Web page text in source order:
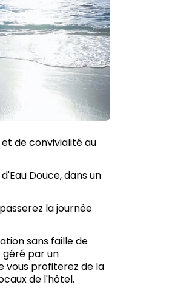
de convivialité au
Douce, dans un
la journée
sans faille de
géré par un
vous profiterez de la
de l'hôtel.